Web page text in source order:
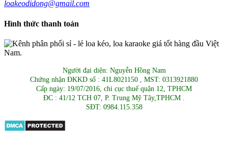
loakeodidong@gmail.com
Hình thức thanh toán
Người đại diện: Nguyễn Hồng Nam
Chứng nhận ĐKKD số : 41L8021150 , MST: 0313921880
Cấp ngày: 19/07/2016, chi cục thuế quận 12, TPHCM
ĐC : 41/12 TCH 07, P. Trung Mỹ Tây,TPHCM .
SĐT: 0984.115.358